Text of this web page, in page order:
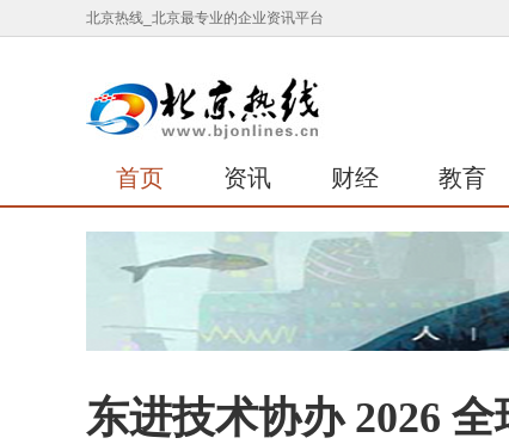
北京热线_北京最专业的企业资讯平台
首页 资讯 财经 教育
东进技术协办 2026